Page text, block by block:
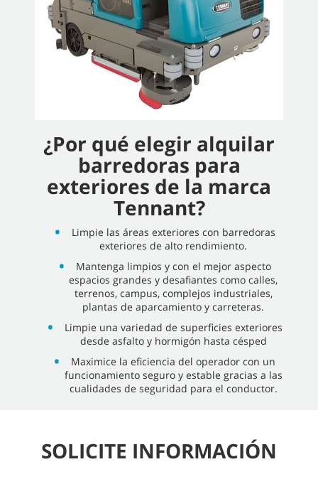
¿Por qué elegir alquilar
barredoras para
exteriores de la marca
Tennant?
Limpie las áreas exteriores con barredoras
exteriores de alto rendimiento.
Mantenga limpios y con el mejor aspecto
espacios grandes y desafiantes como calles,
terrenos, campus, complejos industriales,
plantas de aparcamiento y carreteras.
Limpie una variedad de superficies exteriores
desde asfalto y hormigón hasta césped
Maximice la eficiencia del operador con un
funcionamiento seguro y estable gracias a las
cualidades de seguridad para el conductor.
SOLICITE INFORMACIÓN